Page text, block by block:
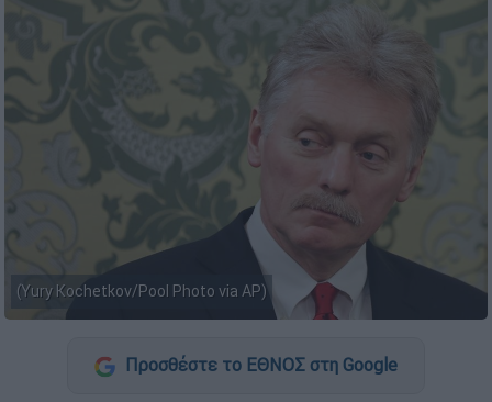
(Yury Kochetkov/Pool Photo via AP)
Προσθέστε το ΕΘΝΟΣ στη Google